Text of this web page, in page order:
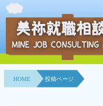
HOME
事業所紹介
美祢就職相
MINE JOB CONSULTING
HOME 投稿ページ